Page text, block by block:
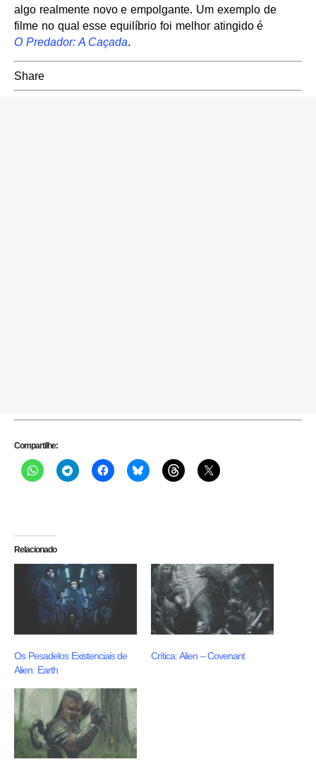
algo realmente novo e empolgante. Um exemplo de
filme no qual esse equilíbrio foi melhor atingido é
O Predador: A Caçada.
Share
Compartilhe:
Relacionado
Os Pesadelos Existenciais de
Alien: Earth
Crítica: Alien – Covenant